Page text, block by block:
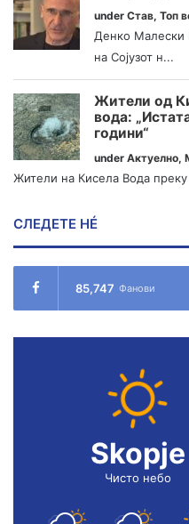
under Став, Топ
Денко Малески
на Сојузот н...
Жители од
вода:
години“
under Актуелно,
Жители на Кисела Вода преку
СЛЕДЕТЕ НÉ
85,747 Фанови
Skopje
Чисто небо